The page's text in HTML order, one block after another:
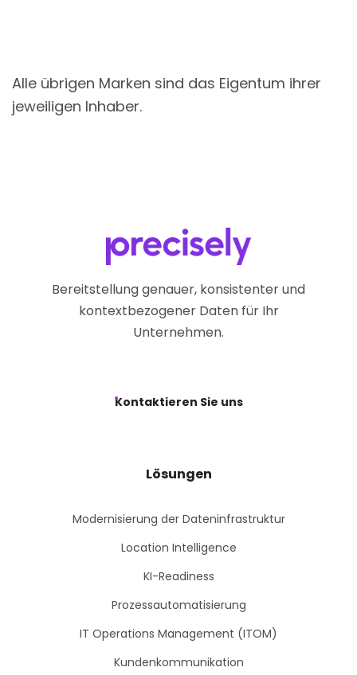
Alle übrigen Marken sind das Eigentum ihrer
jeweiligen Inhaber.
Bereitstellung genauer, konsistenter und
kontextbezogener Daten für Ihr
Unternehmen.
Kontaktieren Sie uns
Lösungen
Modernisierung der Dateninfrastruktur
Location Intelligence
KI-Readiness
Prozessautomatisierung
IT Operations Management (ITOM)
Kundenkommunikation